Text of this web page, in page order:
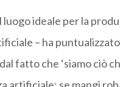
luogo ideale per la
– ha
fatto che ‘siamo ciò